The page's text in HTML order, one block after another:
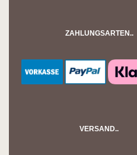
ZAHLUNGSARTEN..
VERSAND..